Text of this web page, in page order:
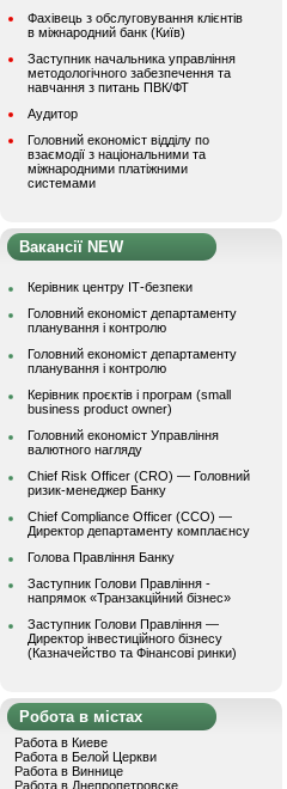
Фахівець з обслуговування клієнтів
в міжнародний банк (Київ)
Заступник начальника управління
методологічного забезпечення та
навчання з питань ПВК/ФТ
Аудитор
Головний економіст відділу по
взаємодії з національними та
міжнародними платіжними
системами
Вакансії NEW
Керівник центру ІТ-безпеки
Головний економіст департаменту
планування і контролю
Головний економіст департаменту
планування і контролю
Керівник проєктів і програм (small
business product owner)
Головний економіст Управління
валютного нагляду
Chief Risk Officer (CRO) — Головний
ризик-менеджер Банку
Chief Compliance Officer (CCO) —
Директор департаменту комплаєнсу
Голова Правління Банку
Заступник Голови Правління -
напрямок «Транзакційний бізнес»
Заступник Голови Правління —
Директор інвестиційного бізнесу
(Казначейство та Фінансові ринки)
Робота в містах
Работа в Киеве
Работа в Белой Церкви
Работа в Виннице
Работа в Днепропетровске